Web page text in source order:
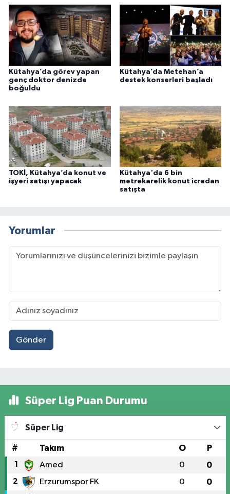
Kütahya’da görev yapan
genç doktor denizde
boğuldu
Kütahya’da Metehan’a
destek konserleri başladı
TOKİ, Kütahya’da konut ve
işyeri satışı yapacak
Kütahya'da 6 bin
metrekarelik konut icradan
satışta
Yorumlar
Gönder
Süper Lig Puan Durumu
Süper Lig
# Takım O P
1 Amed 0 0
2 Erzurumspor FK 0 0